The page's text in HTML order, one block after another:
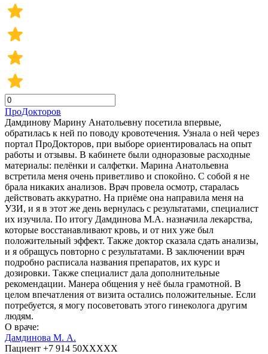
ПроДокторов
Дамдинову Марину Анатольевну посетила впервые,
обратилась к ней по поводу кровотечения. Узнала о ней через
портал ПроДокторов, при выборе ориентировалась на опыт
работы и отзывы. В кабинете были одноразовые расходные
материалы: пелёнки и салфетки. Марина Анатольевна
встретила меня очень приветливо и спокойно. С собой я не
брала никаких анализов. Врач провела осмотр, старалась
действовать аккуратно. На приёме она направила меня на
УЗИ, и я в этот же день вернулась с результатами, специалист
их изучила. По итогу Дамдинова М.А. назначила лекарства,
которые восстанавливают кровь, и от них уже был
положительный эффект. Также доктор сказала сдать анализы,
и я обращусь повторно с результатами. В заключении врач
подробно расписала названия препаратов, их курс и
дозировки. Также специалист дала дополнительные
рекомендации. Манера общения у неё была грамотной. В
целом впечатления от визита остались положительные. Если
потребуется, я могу посоветовать этого гинеколога другим
людям.
О враче:
Дамдинова М. А.
Пациент +7 914 50XXXXX